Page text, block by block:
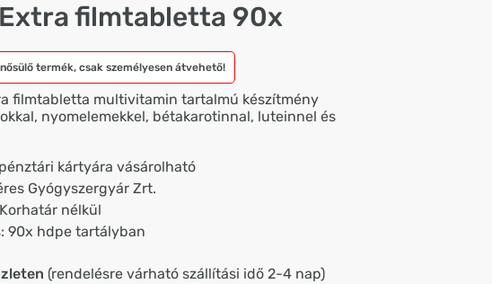
filmtabletta 90x
termék, csak személyesen átvehető!
filmtabletta multivitamin tartalmú készítmény
nyomelemekkel, bétakarotinnal, luteinnel és
kártyára vásárolható
Gyógyszergyár Zrt.
nélkül
90x hdpe tartályban
(rendelésre várható szállítási idő 2-4 nap)